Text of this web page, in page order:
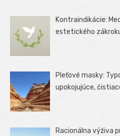
Kontraindikácie:
estetického
Pleťové masky:
upokojujúce,
Racionálna výživa